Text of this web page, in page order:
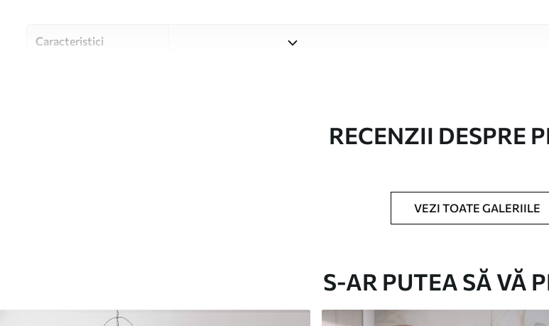
Caracteristici
Disponibil cu strat de lac și/sau adeziv pentru tapet.
Curățare
Se poate curăța ușor cu un burete moale. Fototapetul cu strat de lac
RECENZII DESPRE
VEZI TOATE GALERIILE
S-AR PUTEA SĂ VĂ